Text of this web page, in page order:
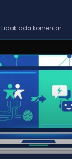
Tidak ada komentar